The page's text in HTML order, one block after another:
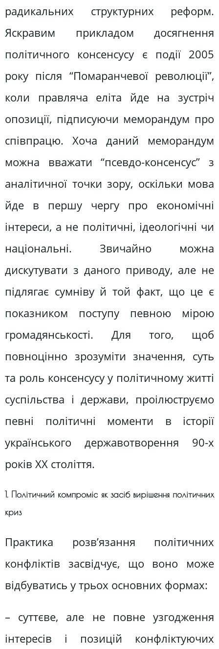
радикальних структурних реформ.
Яскравим прикладом досягнення
політичного консенсусу є події 2005
року після “Помаранчевої революції”,
коли правляча еліта йде на зустріч
опозиції, підписуючи меморандум про
співпрацю. Хоча даний меморандум
можна вважати “псевдо-консенсус” з
аналітичної точки зору, оскільки мова
йде в першу чергу про економічні
інтереси, а не політичні, ідеологічні чи
національні. Звичайно можна
дискутувати з даного приводу, але не
підлягає сумніву й той факт, що це є
показником поступу певною мірою
громадянськості. Для того, щоб
повноцінно зрозуміти значення, суть
та роль консенсусу у політичному житті
суспільства і держави, проілюструємо
певні політичні моменти в історії
українського державотворення 90-х
років ХХ століття.
1. Політичний компроміс як засіб вирішення політичних
криз
Практика розв’язання політичних
конфліктів засвідчує, що воно може
відбуватись у трьох основних формах:
– суттєве, але не повне узгодження
інтересів і позицій конфліктуючих